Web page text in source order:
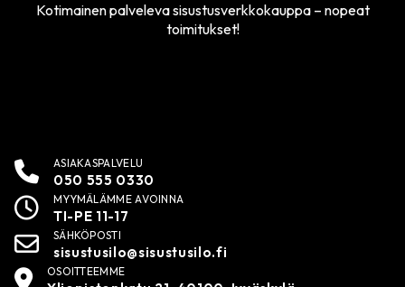
Kotimainen palveleva sisustusverkkokauppa – nopeat
toimitukset!
ASIAKASPALVELU
050 555 0330
MYYMÄLÄMME AVOINNA
TI-PE 11-17
SÄHKÖPOSTI
sisustusilo@sisustusilo.fi
OSOITTEEMME